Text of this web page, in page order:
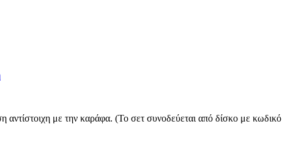
με την καράφα. (Το σετ συνοδεύεται από δίσκο με κωδικό